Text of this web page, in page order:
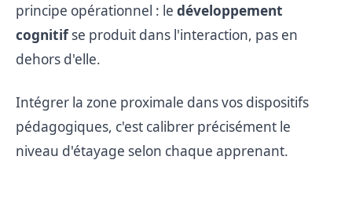
principe opérationnel : le développement
cognitifse produit dans l'interaction, pas en
dehors d'elle.
Intégrer la zone proximale dans vos dispositifs
pédagogiques, c'est calibrer précisément le
niveau d'étayage selon chaque apprenant.